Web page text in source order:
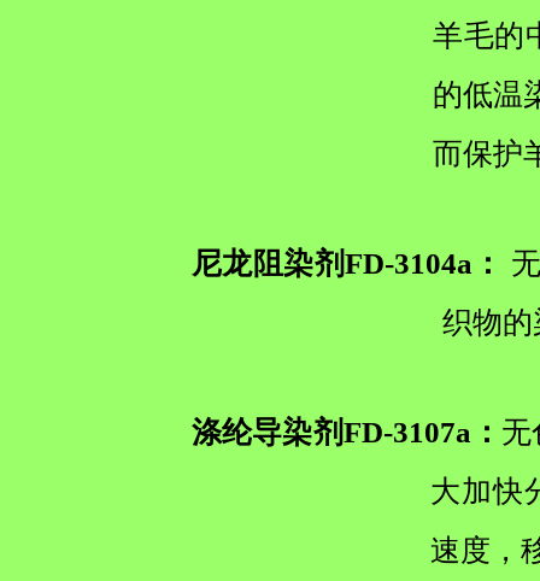
羊毛的
的低温
而保护
尼龙阻染剂FD-3104a：
织物
涤纶导染剂FD-3107a： 无
大加快
速度，